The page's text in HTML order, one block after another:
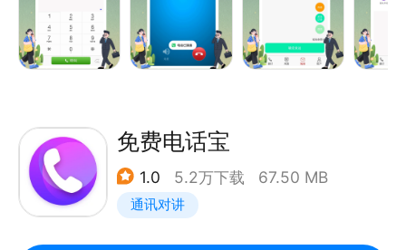
使用时在App内直接选联系人拨号，接通快，基本无需
安全上，严格遵循通信行业标准，采用银行级加密传输
技术，筑牢通话信息安全防线，让您使用安心。
无论个人用户还是企业人士，它都以稳定性能、清晰语
免费电话宝
1.0 5.2万下载 67.50 MB
通讯对讲